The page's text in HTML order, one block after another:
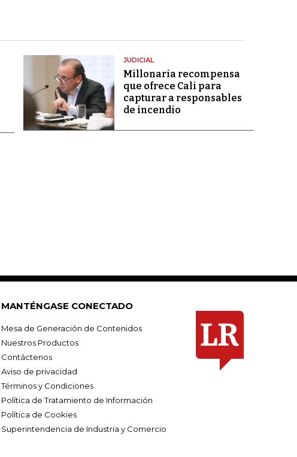
JUDICIAL
Millonaria recompensa
que ofrece Cali para
capturar a responsables
de incendio
MANTÉNGASE CONECTADO
Mesa de Generación de Contenidos
Nuestros Productos
Contáctenos
Aviso de privacidad
Términos y Condiciones
Política de Tratamiento de Información
Política de Cookies
Superintendencia de Industria y Comercio